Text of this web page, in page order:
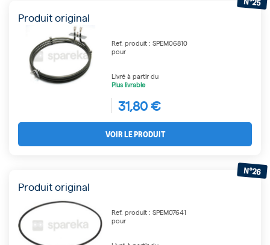
Produit original
Ref. produit : SPEM06810
pour
Livré à partir du
Plus livrable
31,80 €
VOIR LE PRODUIT
Produit original
N°26
Ref. produit : SPEM07641
pour